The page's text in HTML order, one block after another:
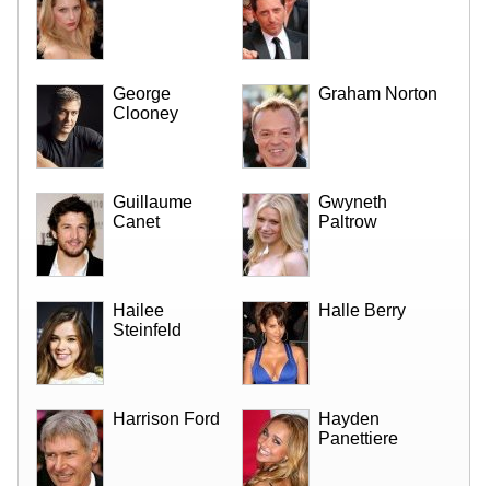
George
Clooney
Graham Norton
Guillaume
Canet
Gwyneth
Paltrow
Hailee
Steinfeld
Halle Berry
Harrison Ford
Hayden
Panettiere